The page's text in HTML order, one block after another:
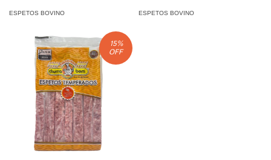
ESPETOS BOVINO ESPETOS BOVINO
15%
OFF